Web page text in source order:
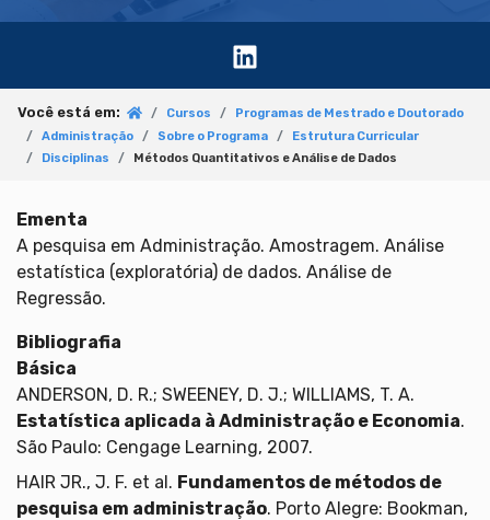
Você está em: Cursos
Programas de Mestrado e Doutorado
Administração
Sobre o Programa
Estrutura Curricular
Disciplinas
Métodos Quantitativos e Análise de Dados
Ementa
A pesquisa em Administração. Amostragem. Análise
estatística (exploratória) de dados. Análise de
Regressão.
Bibliografia
Básica
ANDERSON, D. R.; SWEENEY, D. J.; WILLIAMS, T. A.
Estatística aplicada à Administração e Economia.
São Paulo: Cengage Learning, 2007.
HAIR JR., J. F. et al. Fundamentos de métodos de
pesquisa em administração. Porto Alegre: Bookman,